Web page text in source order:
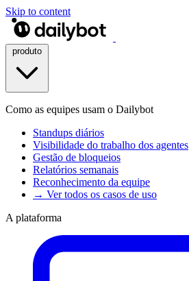
Skip to content
Como as equipes usam o Dailybot
Standups diários
Visibilidade do trabalho dos agentes
Gestão de bloqueios
Relatórios semanais
Reconhecimento da equipe
→ Ver todos os casos de uso
A plataforma